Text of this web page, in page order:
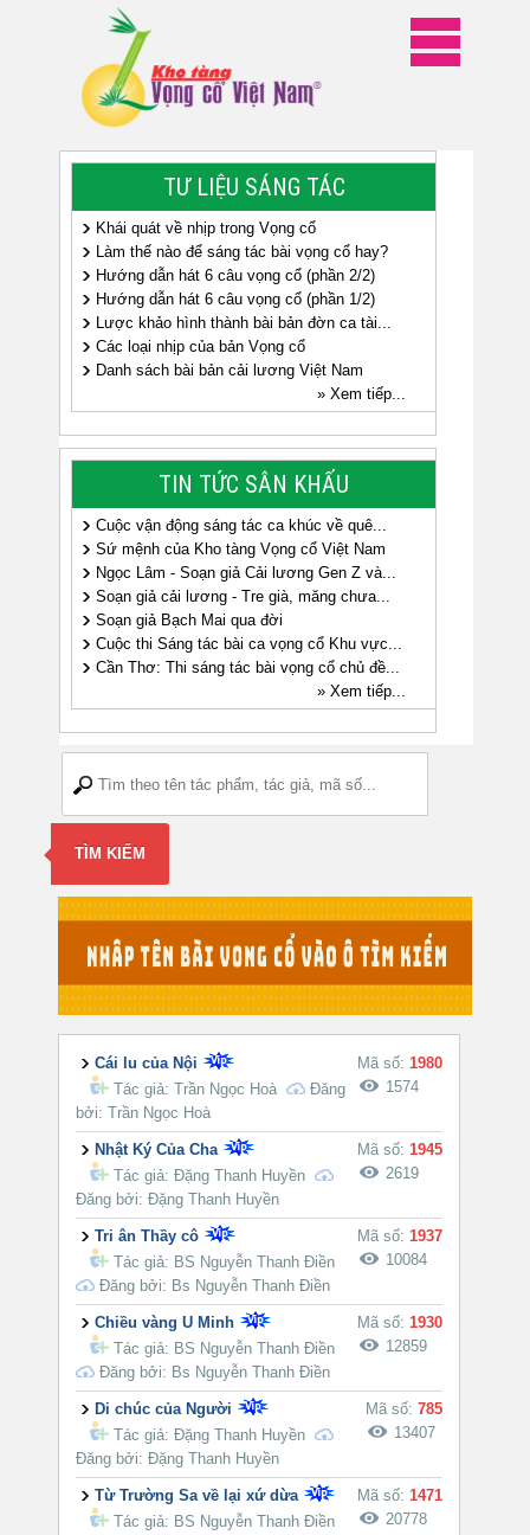
TƯ LIỆU SÁNG TÁC
Khái quát về nhịp trong Vọng cổ
Làm thế nào để sáng tác bài vọng cổ hay?
Hướng dẫn hát 6 câu vọng cổ (phần 2/2)
Hướng dẫn hát 6 câu vọng cổ (phần 1/2)
Lược khảo hình thành bài bản đờn ca tài...
Các loại nhịp của bản Vọng cổ
Danh sách bài bản cải lương Việt Nam
» Xem tiếp...
TIN TỨC SÂN KHẤU
Cuộc vận động sáng tác ca khúc về quê...
Sứ mệnh của Kho tàng Vọng cổ Việt Nam
Ngọc Lâm - Soạn giả Cải lương Gen Z và...
Soạn giả cải lương - Tre già, măng chưa...
Soạn giả Bạch Mai qua đời
Cuộc thi Sáng tác bài ca vọng cổ Khu vực...
Cần Thơ: Thi sáng tác bài vọng cổ chủ đề...
» Xem tiếp...
TÌM KIẾM
Mã số: 1980
1574
Cái lu của Nội
Tác giả: Trần Ngọc Hoà
Đăng
bởi: Trần Ngọc Hoà
Mã số: 1945
2619
Nhật Ký Của Cha
Tác giả: Đặng Thanh Huyền
Đăng bởi: Đặng Thanh Huyền
Mã số: 1937
10084
Tri ân Thầy cô
Tác giả: BS Nguyễn Thanh Điền
Đăng bởi: Bs Nguyễn Thanh Điền
Mã số: 1930
12859
Chiều vàng U Minh
Tác giả: BS Nguyễn Thanh Điền
Đăng bởi: Bs Nguyễn Thanh Điền
Mã số: 785
13407
Di chúc của Người
Tác giả: Đặng Thanh Huyền
Đăng bởi: Đặng Thanh Huyền
Mã số: 1471
20778
Từ Trường Sa về lại xứ dừa
Tác giả: BS Nguyễn Thanh Điền